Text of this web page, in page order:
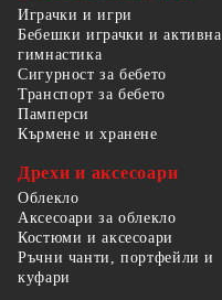
Играчки и игри
Бебешки играчки и активна
гимнастика
Сигурност за бебето
Транспорт за бебето
Памперси
Кърмене и хранене
Дрехи и аксесоари
Облекло
Аксесоари за облекло
Костюми и аксесоари
Ръчни чанти, портфейли и
куфари